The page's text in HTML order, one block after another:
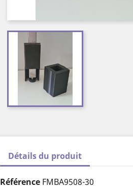
Détails du produit
Référence FMBA9508-30